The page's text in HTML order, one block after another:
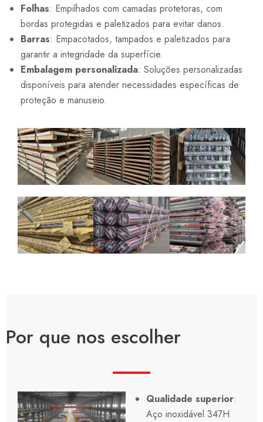
Folhas: Empilhados com camadas protetoras, com
bordas protegidas e paletizados para evitar danos.
Barras: Empacotados, tampados e paletizados para
garantir a integridade da superfície.
Embalagem personalizada: Soluções personalizadas
disponíveis para atender necessidades específicas de
proteção e manuseio.
Por que nos escolher
Qualidade superior:
Aço inoxidável 347H